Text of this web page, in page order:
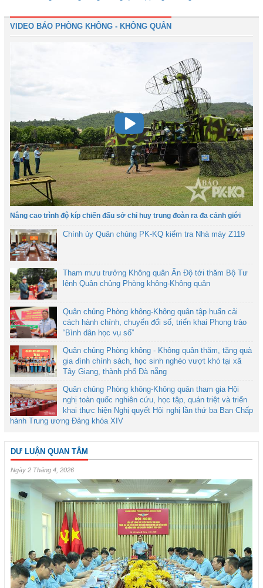
VIDEO BÁO PHÒNG KHÔNG - KHÔNG QUÂN
Nâng cao trình độ kíp chiến đấu sở chỉ huy trung đoàn ra đa cảnh giới
Chính ủy Quân chủng PK-KQ kiểm tra Nhà máy Z119
Tham mưu trưởng Không quân Ấn Độ tới thăm Bộ Tư
lệnh Quân chủng Phòng không-Không quân
Quân chủng Phòng không-Không quân tập huấn cải
cách hành chính, chuyển đổi số, triển khai Phong trào
“Bình dân học vụ số”
Quân chủng Phòng không - Không quân thăm, tặng quà
gia đình chính sách, học sinh nghèo vượt khó tại xã
Tây Giang, thành phố Đà nẵng
Quân chủng Phòng không-Không quân tham gia Hội
nghị toàn quốc nghiên cứu, học tập, quán triệt và triển
khai thực hiện Nghị quyết Hội nghị lần thứ ba Ban Chấp
hành Trung ương Đảng khóa XIV
DƯ LUẬN QUAN TÂM
Ngày 2 Tháng 4, 2026